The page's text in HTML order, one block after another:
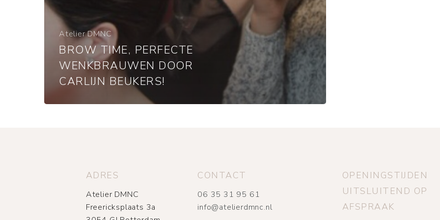
Atelier DMNC
BROW TIME, PERFECTE
WENKBRAUWEN DOOR
CARLIJN BEUKERS!
ADRES
Atelier DMNC
Freericksplaats 3a
CONTACT
06 35 31 95 61
info@atelierdmnc.nl
OPENINGSTIJDEN
UITSLUITEND OP
AFSPRAAK